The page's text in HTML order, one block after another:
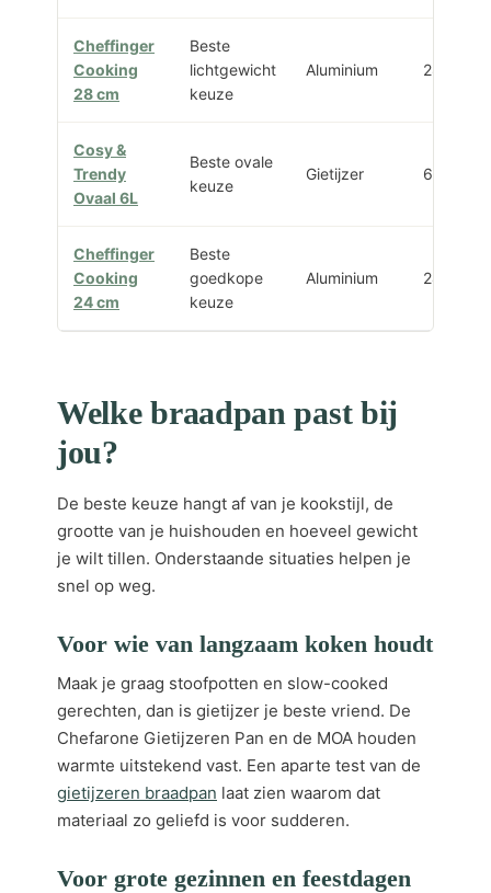
Cheffinger
Cooking
28 cm
Beste
lichtgewicht
keuze
Aluminium 28 cm
Cosy &
Trendy
Ovaal 6L
Beste ovale
keuze
Gietijzer 6 liter
Cheffinger
Cooking
24 cm
Beste
goedkope
keuze
Aluminium 24 cm
Welke braadpan past bij
jou?
De beste keuze hangt af van je kookstijl, de
grootte van je huishouden en hoeveel gewicht
je wilt tillen. Onderstaande situaties helpen je
snel op weg.
Voor wie van langzaam koken houdt
Maak je graag stoofpotten en slow-cooked
gerechten, dan is gietijzer je beste vriend. De
Chefarone Gietijzeren Pan en de MOA houden
warmte uitstekend vast. Een aparte test van de
gietijzeren braadpan laat zien waarom dat
materiaal zo geliefd is voor sudderen.
Voor grote gezinnen en feestdagen